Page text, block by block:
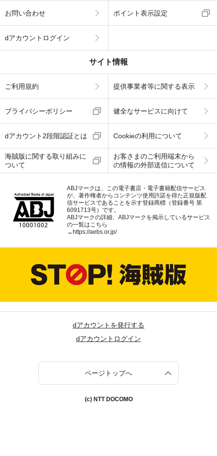
お問い合わせ ポイント表示設定
dアカウントログイン
サイト情報
ご利用規約 提供事業者等に関する表示
プライバシーポリシー 健全なサービスに向けて
dアカウント2段階認証とは Cookieの利用について
海賊版に関する取り組みに
ついて
お客さまのご利用端末から
の情報の外部送信について
ABJマークは、この電子書店・電子書籍配信サービス
が、著作権者からコンテンツ使用許諾を得た正規版配
信サービスであることを示す登録商標（登録番号 第
6091713号）です。
ABJマークの詳細、ABJマークを掲示しているサービス
の一覧はこちら
→ https://aebs.or.jp/
dアカウントを発行する
dアカウントログイン
ページトップへ
(c) NTT DOCOMO